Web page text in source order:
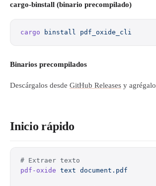
cargo-binstall (binario precompilado)
cargo binstall pdf_oxide_cli
Binarios precompilados
Descárgalos desde GitHub Releases y
Inicio rápido
# Extraer texto
pdf-oxide text document.pdf